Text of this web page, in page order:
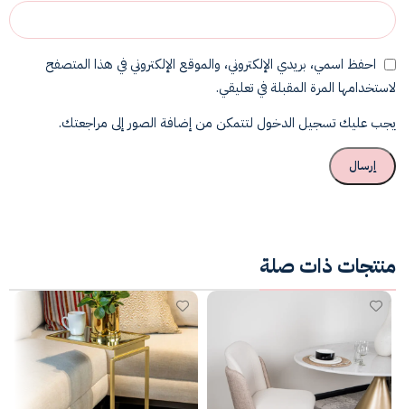
احفظ اسمي، بريدي الإلكتروني، والموقع الإلكتروني في هذا المتصفح
لاستخدامها المرة المقبلة في تعليقي.
يجب عليك تسجيل الدخول لتتمكن من إضافة الصور إلى مراجعتك.
منتجات ذات صلة